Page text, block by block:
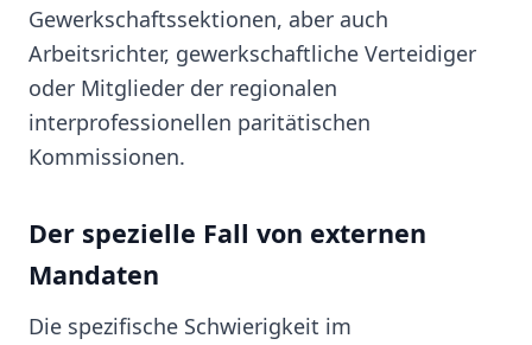
Gewerkschaftssektionen, aber auch
Arbeitsrichter, gewerkschaftliche Verteidiger
oder Mitglieder der regionalen
interprofessionellen paritätischen
Kommissionen.
Der spezielle Fall von externen
Mandaten
Die spezifische Schwierigkeit im